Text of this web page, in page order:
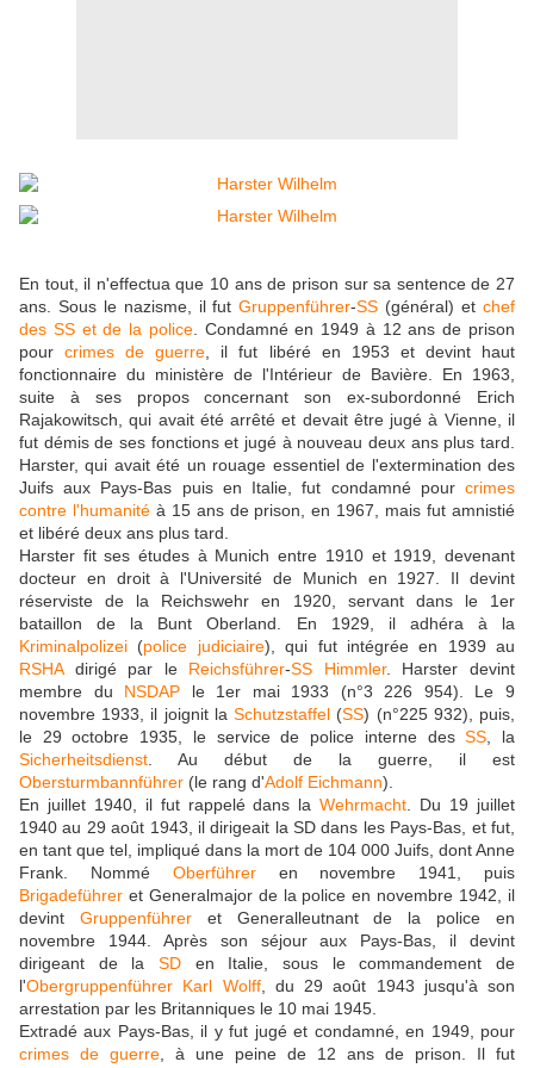
En tout, il n'effectua que 10 ans de prison sur sa sentence de 27
ans. Sous le nazisme, il futGruppenführer-SS (général) etchef
des SS et de la police. Condamné en 1949 à 12 ans de prison
pourcrimes de guerre , il fut libéré en 1953 et devint haut
fonctionnaire du ministère de l'Intérieur de Bavière. En 1963,
suite à ses propos concernant son ex-subordonné Erich
Rajakowitsch, qui avait été arrêté et devait être jugé à Vienne, il
fut démis de ses fonctions et jugé à nouveau deux ans plus tard.
Harster, qui avait été un rouage essentiel de l'extermination des
Juifs aux Pays-Bas puis en Italie, fut condamné pour crimes
contre l'humanitéà 15 ans de prison, en 1967, mais fut amnistié
et libéré deux ans plus tard.
Harster fit ses études à Munich entre 1910 et 1919, devenant
docteur en droit à l'Université de Munich en 1927. Il devint
réserviste de la Reichswehr en 1920, servant dans le 1er
bataillon de la Bunt Oberland. En 1929, il adhéra à la
Kriminalpolizei (police judiciaire), qui fut intégrée en 1939 au
RSHAdirigé par le Reichsführer-SS Himmler. Harster devint
membre du NSDAP le 1er mai 1933 (n°3 226 954). Le 9
novembre 1933, il joignit laSchutzstaffel (SS) (n°225 932), puis,
le 29 octobre 1935, le service de police interne desSS , la
Sicherheitsdienst . Au début de la guerre, il est
Obersturmbannführer (le rang d'Adolf Eichmann).
En juillet 1940, il fut rappelé dans laWehrmacht . Du 19 juillet
1940 au 29 août 1943, il dirigeait la SD dans les Pays-Bas, et fut,
en tant que tel, impliqué dans la mort de 104 000 Juifs, dont Anne
Frank. Nommé Oberführeren novembre 1941, puis
Brigadeführer et Generalmajor de la police en novembre 1942, il
devint Gruppenführeret Generalleutnant de la police en
novembre 1944. Après son séjour aux Pays-Bas, il devint
dirigeant de la SD en Italie, sous le commandement de
l'Obergruppenführer Karl Wolff, du 29 août 1943 jusqu'à son
arrestation par les Britanniques le 10 mai 1945.
Extradé aux Pays-Bas, il y fut jugé et condamné, en 1949, pour
crimes de guerre , à une peine de 12 ans de prison. Il fut